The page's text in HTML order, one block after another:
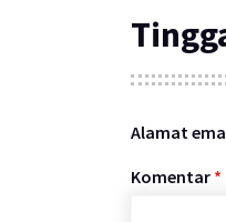
Alamat
Komentar *